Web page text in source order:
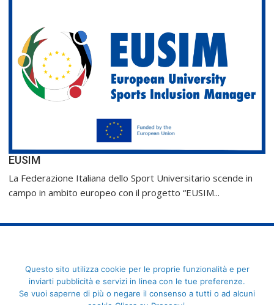
EUSIM
La Federazione Italiana dello Sport Universitario scende in
campo in ambito europeo con il progetto “EUSIM...
FederCUSI: Federazione Italiana dello Sport Universitario - Via
Angelo Brofferio, 7 - 00195 Roma - C.F. 80109270589
Questo sito utilizza cookie per le proprie funzionalità e per
inviarti pubblicità e servizi in linea con le tue preferenze.
Se vuoi saperne di più o negare il consenso a tutti o ad alcuni